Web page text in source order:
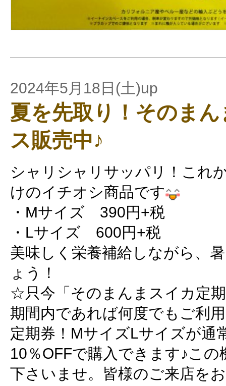
2024年5月18日(土)up
夏を先取り！そのま
ス販売中♪
シャリシャリサッパリ！これ
けのイチオシ商品です
・Mサイズ 390円+税
・Lサイズ 600円+税
美味しく栄養補給しながら、
ょう！
☆只今「そのまんまスイカ定
期間内であれば何度でもご利
定期券！MサイズLサイズが通
10％OFFで購入できます♪こ
下さいませ。皆様のご来店を